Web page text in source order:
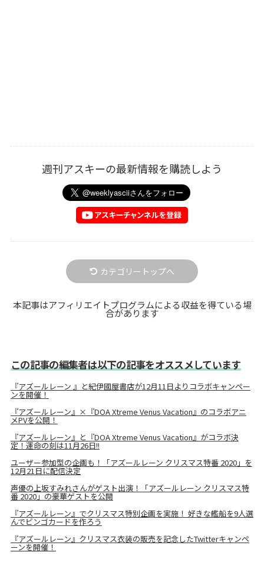
週刊アスキーの最新情報を購読しよう
カテゴリートップへ
本記事はアフィリエイトプログラムによる収益を得ている場
合があります
この記事の編集者は以下の記事をオススメしています
『アズールレーン 』と紀伊國屋書店が12月11日よりコラボキャンペー
ンを開催！
『アズールレーン』×『DOA Xtreme Venus Vacation』のコラボアニ
メPVを公開！
『アズールレーン』と『DOA Xtreme Venus Vacation』がコラボ決
定！運命の刻は11月26日!!
ユーザー参加型の企画も！「アズールレーン クリスマス特番 2020」を
12月21日に配信決定
声優の上坂すみれさんがゲスト出演！「アズールレーン クリスマス特
番 2020」の豪華ゲストを公開
『アズールレーン』でクリスマス特別企画を実施！ 好きな艦船を9人選
んでビンゴカードを作ろう
『アズールレーン』クリスマス衣装の販売を記念したTwitterキャンペ
ーンを開催！